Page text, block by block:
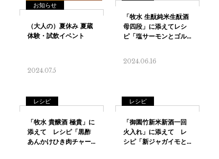
お知らせ
2024.07.5
2024.06.16
レシピ レシピ